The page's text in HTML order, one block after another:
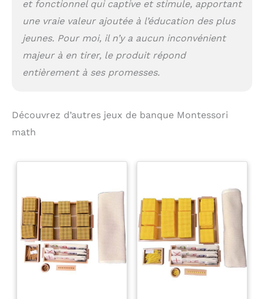
et fonctionnel qui captive et stimule, apportant
une vraie valeur ajoutée à l’éducation des plus
jeunes. Pour moi, il n’y a aucun inconvénient
majeur à en tirer, le produit répond
entièrement à ses promesses.
Découvrez d’autres jeux de banque Montessori
math